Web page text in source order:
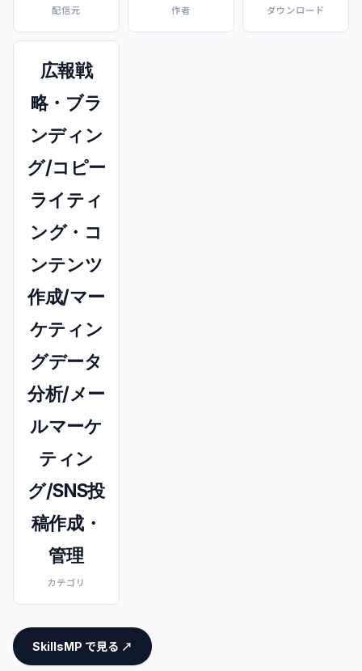
配信元 作者 ダウンロード
広報戦
略・ブラ
ンディン
グ/コピー
ライティ
ング・コ
ンテンツ
作成/マー
ケティン
グデータ
分析/メー
ルマーケ
ティン
グ/SNS投
稿作成・
管理
カテゴリ
SkillsMP で見る ↗